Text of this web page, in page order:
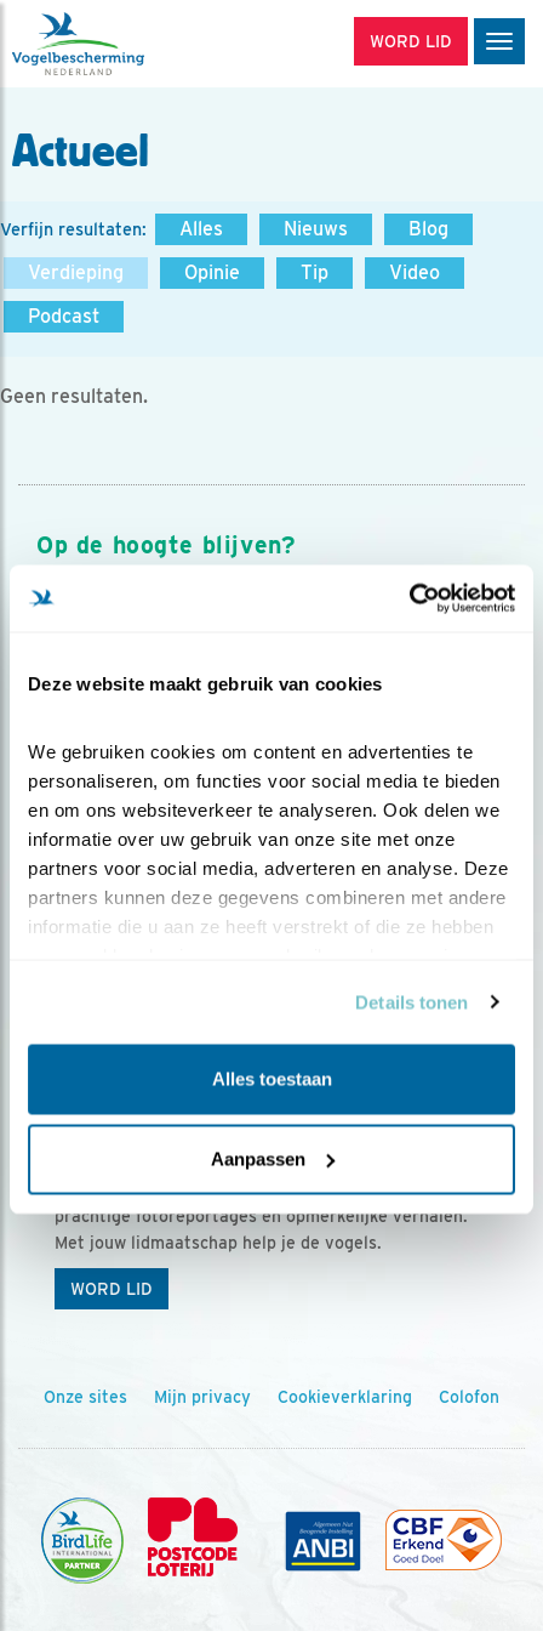
Deze website maakt gebruik van cookies
We gebruiken cookies om content en advertenties te
personaliseren, om functies voor social media te bieden
en om ons websiteverkeer te analyseren. Ook delen we
informatie over uw gebruik van onze site met onze
partners voor social media, adverteren en analyse. Deze
partners kunnen deze gegevens combineren met andere
informatie die u aan ze heeft verstrekt of die ze hebben
Details tonen
Alles toestaan
Aanpassen
WORD LID
Actueel
Verfijn resultaten: Alles Nieuws
Blog
Verdieping
Opinie Tip
Video
Podcast
Geen resultaten.
Op de hoogte blijven?
Meld je aan en ontvang nieuws, inspiratie, acties en tips
over vogels en activiteiten van Vogelbescherming.
Ontvang 5 x Vogels voor € 36,00 per jaar
Vogels is het tijdschrift voor onze leden, met
prachtige fotoreportages en opmerkelijke verhalen.
Met jouw lidmaatschap help je de vogels.
WORD LID
Onze sites Mijn privacy Cookieverklaring Colofon